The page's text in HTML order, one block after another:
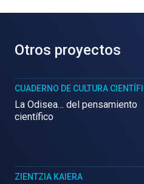
Otros proyectos
CUADERNO DE CULTURA
La Odisea… del pensamiento
científico
ZIENTZIA KAIERA